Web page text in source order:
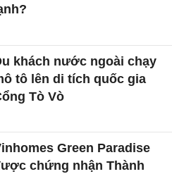
khách nước ngoài chạy
tô lên di tích quốc gia
Tò Vò
Green Paradise
chứng nhận Thành